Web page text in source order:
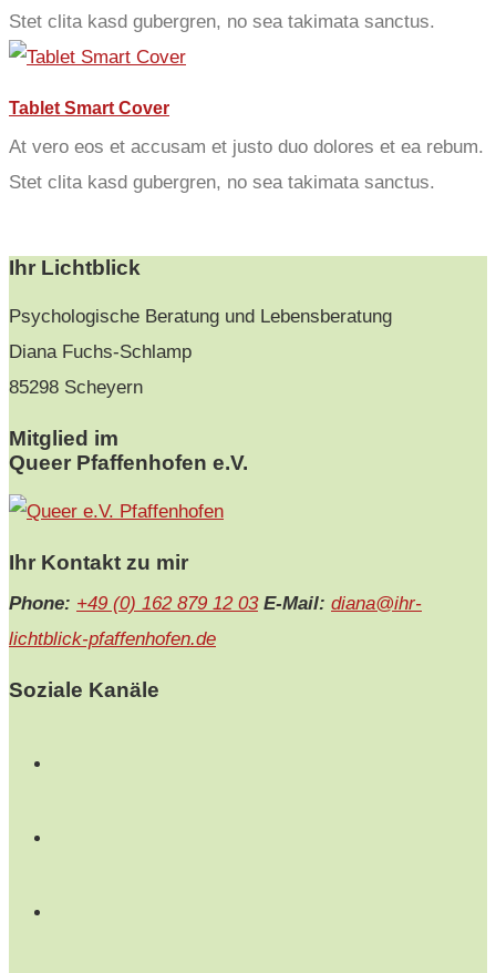
Stet clita kasd gubergren, no sea takimata sanctus.
Tablet Smart Cover
At vero eos et accusam et justo duo dolores et ea rebum.
Stet clita kasd gubergren, no sea takimata sanctus.
Ihr Lichtblick
Psychologische Beratung und Lebensberatung
Diana Fuchs-Schlamp
85298 Scheyern
Mitglied im
Queer Pfaffenhofen e.V.
Ihr Kontakt zu mir
Phone: +49 (0) 162 879 12 03 E-Mail: diana@ihr-
lichtblick-pfaffenhofen.de
Soziale Kanäle